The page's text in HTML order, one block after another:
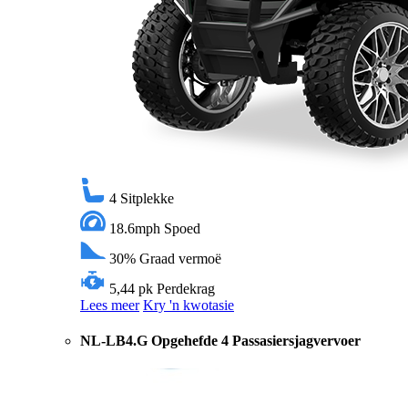
4 Sitplekke
18.6mph Spoed
30% Graad vermoë
5,44 pk Perdekrag
Lees meer Kry 'n kwotasie
NL-LB4.G Opgehefde 4 Passasiersjagvervoer